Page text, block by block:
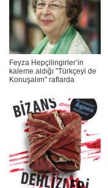
Feyza Hepçilingirler’in
kaleme aldığı "Türkçeyi de
Konuşalım" raflarda